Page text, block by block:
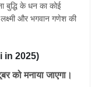
बुद्धि के धन का कोई
लक्ष्मी और भगवान गणेश की
in 2025)
को मनाया जाएगा।